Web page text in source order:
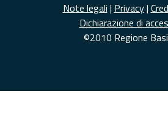
Note legali | Privacy|
Dichiarazione di
©2010 Regione